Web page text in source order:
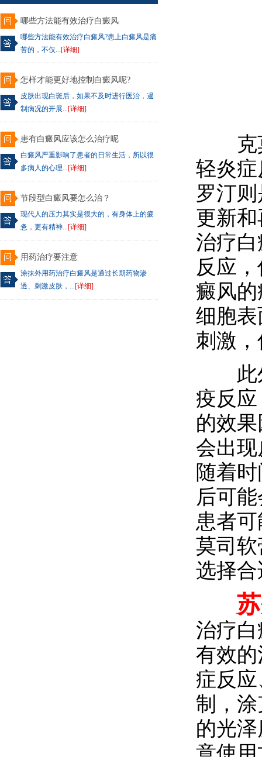
哪些方法能有效治疗白癜风
哪些方法能有效治疗白癜风?患上白癜风是痛
苦的，不仅...[详细]
怎样才能更好地控制白癜风呢?
皮肤出现白斑后，如果不及时进行医治，遏
制病况的开展...[详细]
患有白癜风应该怎么治疗呢
白癜风严重影响了患者的日常生活，所以很
多病人的心理...[详细]
节段型白癜风要怎么治？
现代人的压力其实是很大的，有身体上的疲
惫，更有精神...[详细]
用药治疗要注意
涂抹外用药治疗白癜风是通过长期药物渗
透、刺激皮肤，...[详细]
克莫
轻炎
罗汀
更新
治疗
反应
癜风
细胞
刺激
此外
疫反
的效
会出
随着
后可
患者
莫司
选择
治疗
有效
症反
制，
的光